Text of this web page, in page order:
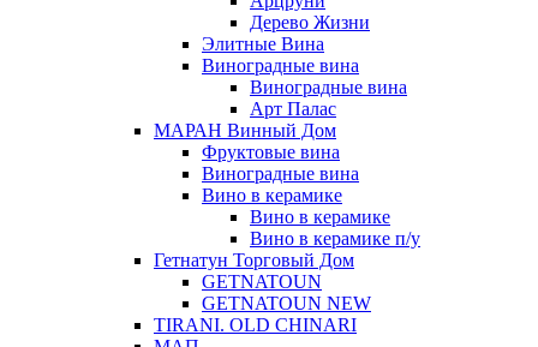
Дерево Жизни
Элитные Вина
Виноградные вина
Виноградные вина
Арт Палас
МАРАН Винный Дом
Фруктовые вина
Виноградные вина
Вино в керамике
Вино в керамике
Вино в керамике п/у
Гетнатун Торговый Дом
GETNATOUN
GETNATOUN NEW
TIRANI. OLD CHINARI